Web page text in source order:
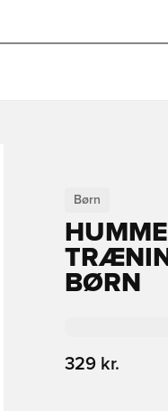
Børn
BØRN
329 kr.